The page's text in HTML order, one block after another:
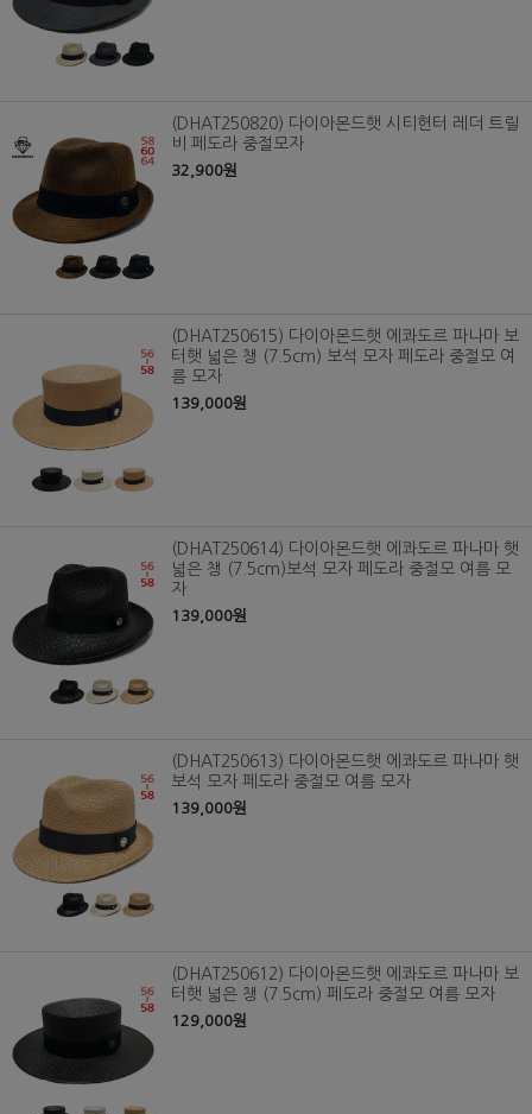
(DHAT250820) 다이아몬드햇 시티헌터 레더 트릴
비 페도라 중절모자
32,900원
(DHAT250615) 다이아몬드햇 에콰도르 파나마 보
터햇 넓은 챙 (7.5cm) 보석 모자 페도라 중절모 여
름 모자
139,000원
(DHAT250614) 다이아몬드햇 에콰도르 파나마 햇
넓은 챙 (7.5cm)보석 모자 페도라 중절모 여름 모
자
139,000원
(DHAT250613) 다이아몬드햇 에콰도르 파나마 햇
보석 모자 페도라 중절모 여름 모자
139,000원
(DHAT250612) 다이아몬드햇 에콰도르 파나마 보
터햇 넓은 챙 (7.5cm) 페도라 중절모 여름 모자
129,000원